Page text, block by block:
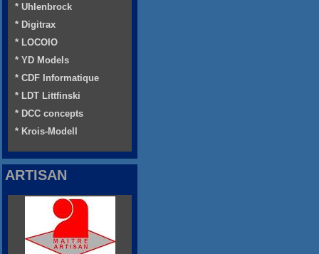
* Uhlenbrock
* Digitrax
* LOCOIO
* YD Models
* CDF Informatique
* LDT Littfinski
* DCC concepts
* Krois-Modell
ARTISAN